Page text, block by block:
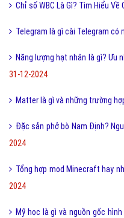
Chỉ số WBC Là Gì? Tìm Hiểu Về
Telegram là gì cài Telegram có
Năng lượng hạt nhân là gì? Ưu
31-12-2024
Matter là gì và những trường
Đặc sản phở bò Nam Định?
2024
Tổng hợp mod Minecraft hay
2024
Mỹ học là gì và nguồn gốc